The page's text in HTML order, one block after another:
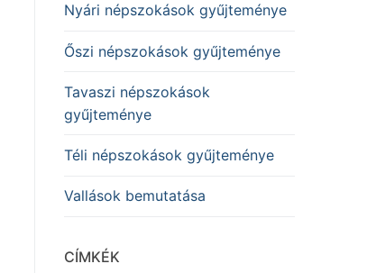
Nyári népszokások gyűjteménye
Őszi népszokások gyűjteménye
Tavaszi népszokások
gyűjteménye
Téli népszokások gyűjteménye
Vallások bemutatása
CÍMKÉK